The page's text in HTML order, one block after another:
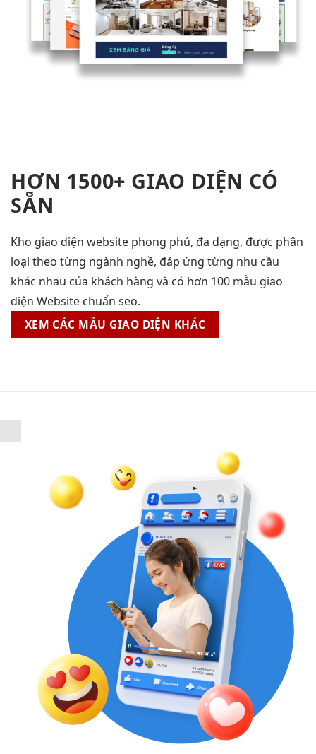
HƠN 1500+ GIAO DIỆN CÓ
SẴN
Kho giao diện website phong phú, đa dạng, được phân
loại theo từng ngành nghề, đáp ứng từng nhu cầu
khác nhau của khách hàng và có hơn 100 mẫu giao
diện Website chuẩn seo.
XEM CÁC MẪU GIAO DIỆN KHÁC